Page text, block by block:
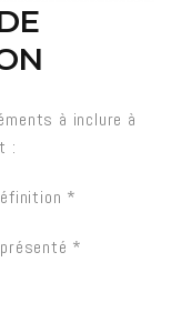
à inclure à
:
*
*